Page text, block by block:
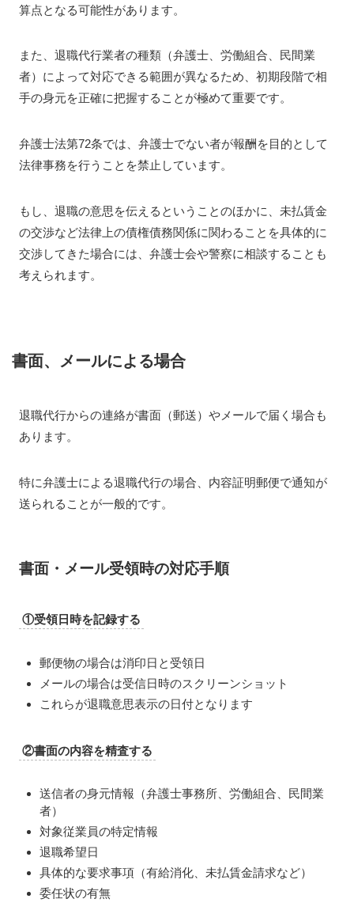
算点となる可能性があります。
また、退職代行業者の種類（弁護士、労働組合、民間業
者）によって対応できる範囲が異なるため、初期段階で相
手の身元を正確に把握することが極めて重要です。
弁護士法第72条では、弁護士でない者が報酬を目的として
法律事務を行うことを禁止しています。
もし、退職の意思を伝えるということのほかに、未払賃金
の交渉など法律上の債権債務関係に関わることを具体的に
交渉してきた場合には、弁護士会や警察に相談することも
考えられます。
書面、メールによる場合
退職代行からの連絡が書面（郵送）やメールで届く場合も
あります。
特に弁護士による退職代行の場合、内容証明郵便で通知が
送られることが一般的です。
書面・メール受領時の対応手順
①受領日時を記録する
郵便物の場合は消印日と受領日
メールの場合は受信日時のスクリーンショット
これらが退職意思表示の日付となります
②書面の内容を精査する
送信者の身元情報（弁護士事務所、労働組合、民間業
者）
対象従業員の特定情報
退職希望日
具体的な要求事項（有給消化、未払賃金請求など）
委任状の有無